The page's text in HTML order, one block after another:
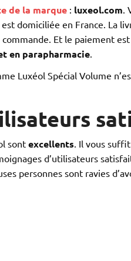
de la marque: luxeol.com.
domiciliée en France. La
Et le paiement
en parapharmacie.
Luxéol Spécial Volume
sontexcellents. Il vous
d’utilisateurs
personnes sont ravies